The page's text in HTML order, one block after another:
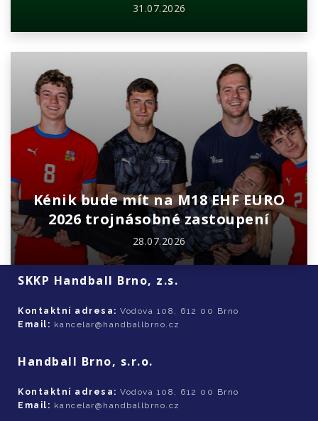
31.07.2026
Kénik bude mít na M18 EHF EURO
2026 trojnásobné zastoupení
28.07.2026
SKKP Handball Brno, z.s.
Kontaktní adresa: Vodova 108, 612 00 Brno
Email: kancelar@handballbrno.cz
Handball Brno, s.r.o.
Kontaktní adresa: Vodova 108, 612 00 Brno
Email: kancelar@handballbrno.cz